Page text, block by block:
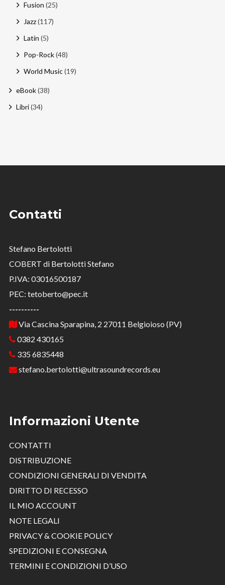
Fusion (25)
Jazz(117)
Latin (5)
Pop-Rock(48)
World Music(19)
eBook(38)
Libri(34)
Contatti
Stefano Bertolotti
COBERT di Bertolotti Stefano
P.IVA: 03016500187
PEC: tetoberto@pec.it
----------
Via Cascina Sparapina, 2 27011 Belgioioso (PV)
0382 430165
335 6835448
stefano.bertolotti@ultrasoundrecords.eu
Informazioni Utente
CONTATTI
DISTRIBUZIONE
CONDIZIONI GENERALI DI VENDITA
DIRITTO DI RECESSO
IL MIO ACCOUNT
NOTE LEGALI
PRIVACY & COOKIE POLICY
SPEDIZIONI E CONSEGNA
TERMINI E CONDIZIONI D’USO